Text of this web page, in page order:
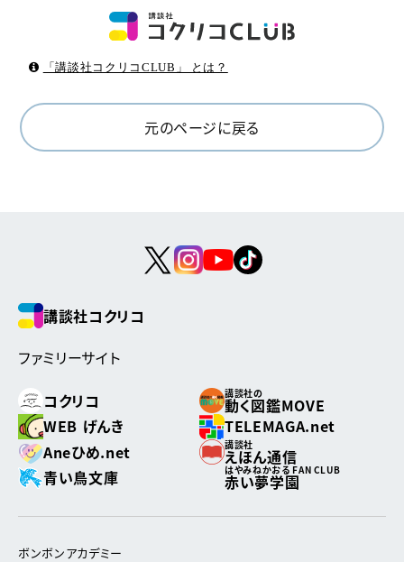
「講談社コクリコCLUB」 とは？
元のページに戻る
講談社コクリコ
ファミリーサイト
コクリコ
講談社の
動く図鑑MOVE
WEB げんき
TELEMAGA.net
Aneひめ.net
講談社
えほん通信
青い鳥文庫
はやみねかおる FAN CLUB
赤い夢学園
ボンボンアカデミー